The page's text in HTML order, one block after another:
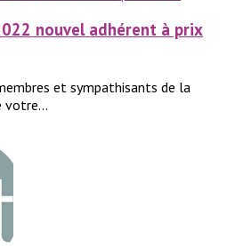
nouvel adhérent à prix
et sympathisants de la
votre...